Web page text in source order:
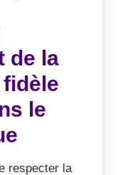
de la
le
respecter la